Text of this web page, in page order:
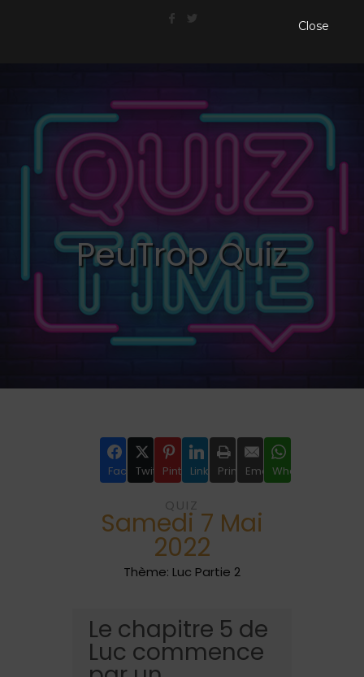
PeuTrop Quiz
FacebookTwitterPinterestLinkedIn
Print EmailWhatsApp
QUIZ
Samedi 7 Mai
2022
Thème: Luc Partie 2
Le chapitre 5 de
Luc commence
Close